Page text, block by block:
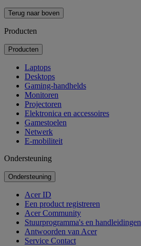
Terug naar boven
Producten
Producten
Laptops
Desktops
Gaming-handhelds
Monitoren
Projectoren
Elektronica en accessoires
Gamestoelen
Netwerk
E-mobiliteit
Ondersteuning
Ondersteuning
Acer ID
Een product registreren
Acer Community
Stuurprogramma's en handleidingen
Antwoorden van Acer
Service Contact